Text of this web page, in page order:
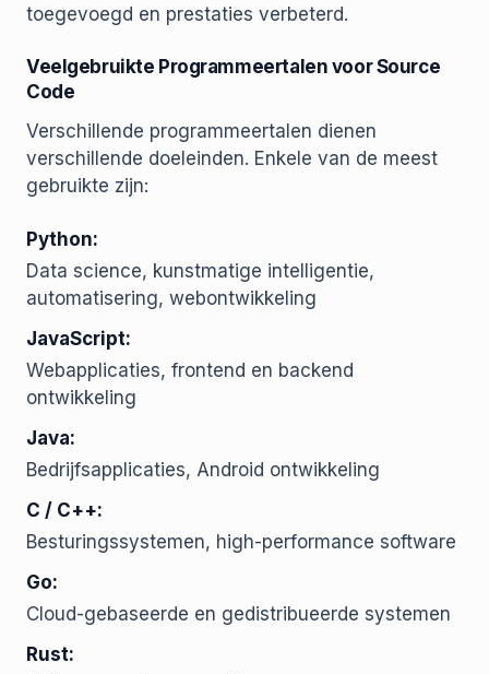
toegevoegd en prestaties verbeterd.
Veelgebruikte Programmeertalen voor Source
Code
Verschillende programmeertalen dienen
verschillende doeleinden. Enkele van de meest
gebruikte zijn:
Python:
Data science, kunstmatige intelligentie,
automatisering, webontwikkeling
JavaScript:
Webapplicaties, frontend en backend
ontwikkeling
Java:
Bedrijfsapplicaties, Android ontwikkeling
C / C++:
Besturingssystemen, high-performance software
Go:
Cloud-gebaseerde en gedistribueerde systemen
Rust: